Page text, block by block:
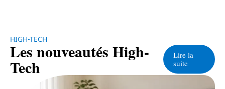
HIGH-TECH
Les nouveautés High-
Tech
Lire la
suite